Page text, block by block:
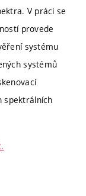
V práci se
provede
systému
systémů
spektrálních